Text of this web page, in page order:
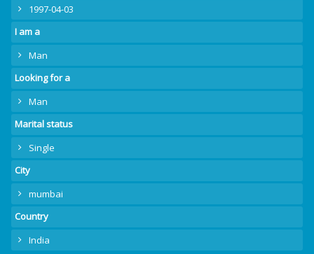
1997-04-03
I am a
Man
Looking for a
Man
Marital status
Single
City
mumbai
Country
India